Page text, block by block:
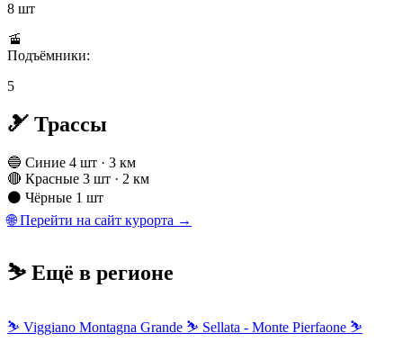
8 шт
🚡
Подъёмники:
5
🎿 Трассы
🔵 Синие 4 шт · 3 км
🔴 Красные 3 шт · 2 км
⚫ Чёрные 1 шт
🌐 Перейти на сайт курорта →
⛷️ Ещё в регионе
⛷ Viggiano Montagna Grande ⛷ Sellata - Monte Pierfaone ⛷